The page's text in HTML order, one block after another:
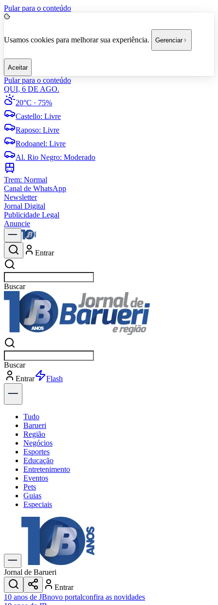
Pular para o conteúdo
Usamos cookies para melhorar sua experiência. Gerenciar
Aceitar
Pular para o conteúdo
QUI, 6 DE AGO.
20°C · 75%
Castello: Livre
Raposo: Livre
Rodoanel: Livre
Al. Rio Negro: Moderado
Trem: Normal
Canal de WhatsApp
Newsletter
Jornal Digital
Publicidade Legal
Anuncie
Entrar
Buscarnot
Buscarnot
Entrar
Explorar
Tudo
Barueri
Região
Negócios
Esportes
Educação
Entretenimento
Eventos
Pets
Guias
Especiais
Explore Tudo
Últimas Notícias
Previsão do Tempo
Trânsito e Rotas
Dia a Dia & Lazer
Transportes
Gastronomia
Cinema & Shows
Jornal de Barueri
Entrar
10 anos de JBnovo portalconfira as novidades